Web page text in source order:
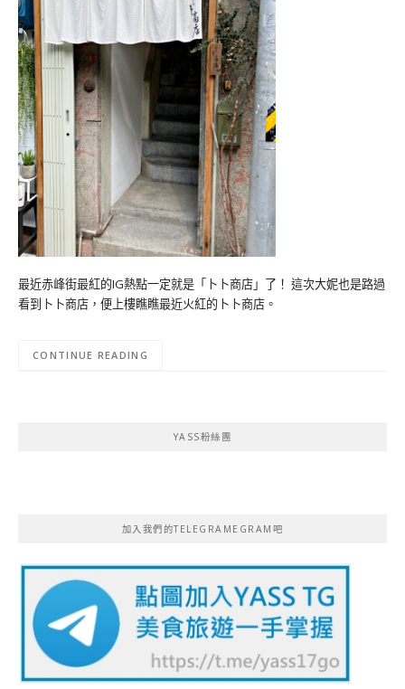
最近赤峰街最紅的IG熱點一定就是「卜卜商店」了！ 這次大妮也是路過
看到卜卜商店，便上樓瞧瞧最近火紅的卜卜商店。
CONTINUE READING
YASS粉絲團
加入我們的TELEGRAMEGRAM吧